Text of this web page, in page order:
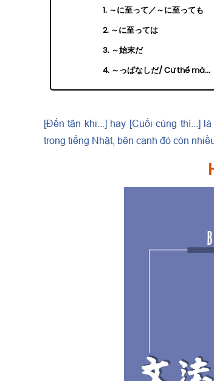
1. ～に至って／～に至っても
2. ～に至っては
3. ～始末だ
4. ～っぱなしだ/ Cứ thế mà...
[Đến tận khi...] hay [Cuối cùng thì...]
trong tiếng Nhật, bên cạnh đó còn